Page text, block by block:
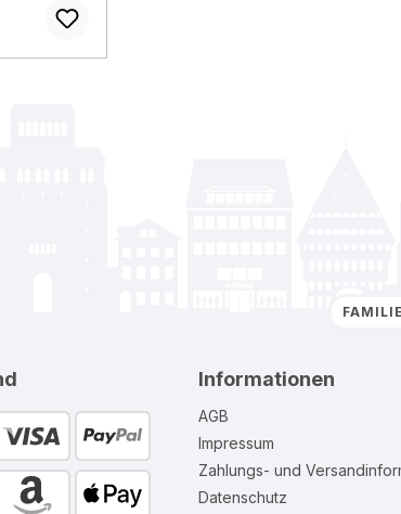
Informationen
AGB
Impressum
Zahlungs- und
Datenschutz